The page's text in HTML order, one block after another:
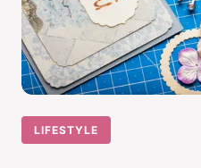
LIFESTYLE